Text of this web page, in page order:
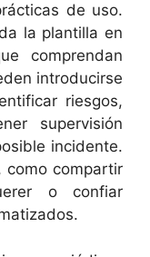
de uso.
la plantilla en
comprendan
introducirse
riesgos,
supervisión
incidente.
como compartir
o confiar